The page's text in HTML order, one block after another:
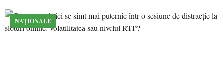
NAȚIONALE